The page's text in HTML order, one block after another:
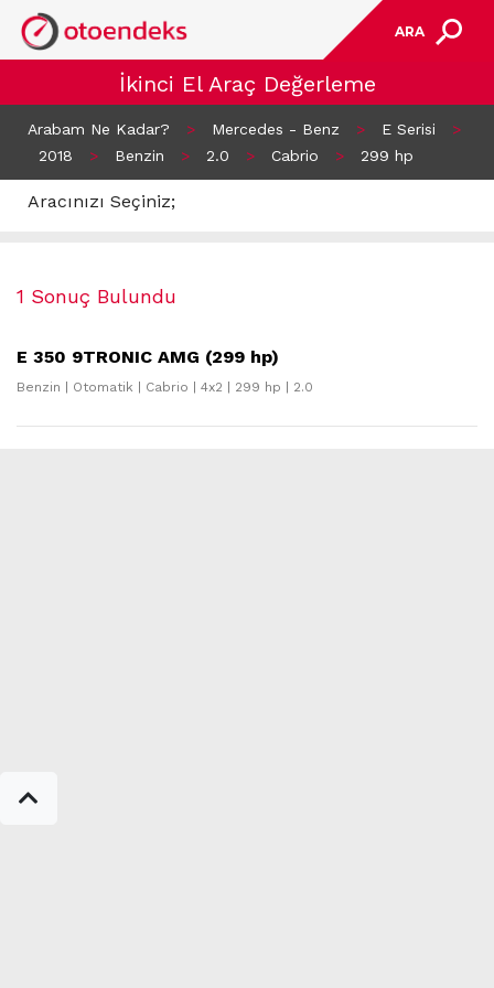
ARA
İkinci El Araç Değerleme
Arabam Ne Kadar? > Mercedes - Benz > E Serisi
>
2018
> Benzin > 2.0 > Cabrio > 299 hp
Aracınızı Seçiniz;
1 Sonuç Bulundu
E 350 9TRONIC AMG (299 hp)
Benzin | Otomatik | Cabrio | 4x2 | 299 hp | 2.0